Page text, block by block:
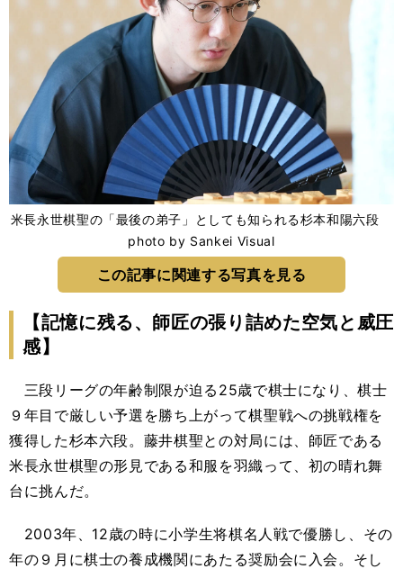
米長永世棋聖の「最後の弟子」としても知られる杉本和陽六段
photo by Sankei Visual
この記事に関連する写真を見る
【記憶に残る、師匠の張り詰めた空気と威圧
感】
三段リーグの年齢制限が迫る25歳で棋士になり、棋士
９年目で厳しい予選を勝ち上がって棋聖戦への挑戦権を
獲得した杉本六段。藤井棋聖との対局には、師匠である
米長永世棋聖の形見である和服を羽織って、初の晴れ舞
台に挑んだ。
2003年、12歳の時に小学生将棋名人戦で優勝し、その
年の９月に棋士の養成機関にあたる奨励会に入会。そし